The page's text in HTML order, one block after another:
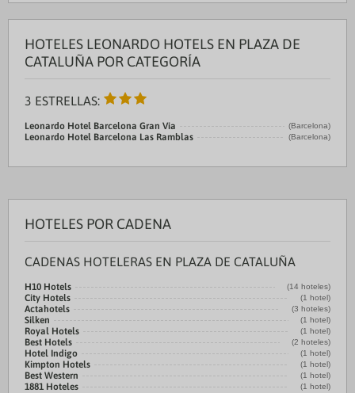
HOTELES LEONARDO HOTELS EN PLAZA DE
CATALUÑA POR CATEGORÍA
3 ESTRELLAS:
Leonardo Hotel Barcelona Gran Via (Barcelona)
Leonardo Hotel Barcelona Las Ramblas (Barcelona)
HOTELES POR CADENA
CADENAS HOTELERAS EN PLAZA DE CATALUÑA
H10 Hotels (14 hoteles)
City Hotels (1 hotel)
Actahotels (3 hoteles)
Silken (1 hotel)
Royal Hotels (1 hotel)
Best Hotels (2 hoteles)
Hotel Indigo (1 hotel)
Kimpton Hotels (1 hotel)
Best Western (1 hotel)
1881 Hoteles (1 hotel)